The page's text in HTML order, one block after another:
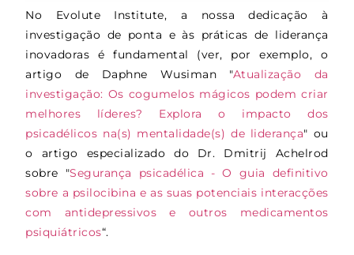
No Evolute Institute, a nossa dedicação à
investigação de ponta e às práticas de liderança
inovadoras é fundamental (ver, por exemplo, o
artigo de Daphne Wusiman "Atualização da
investigação: Os cogumelos mágicos podem criar
melhores líderes? Explora o impacto dos
psicadélicos na(s) mentalidade(s) de liderança" ou
o artigo especializado do Dr. Dmitrij Achelrod
sobre "Segurança psicadélica - O guia definitivo
sobre a psilocibina e as suas potenciais interacções
com antidepressivos e outros medicamentos
psiquiátricos“.